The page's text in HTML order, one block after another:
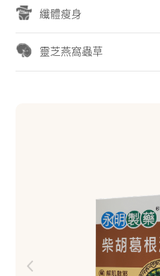
纖體瘦身
靈芝燕窩蟲草